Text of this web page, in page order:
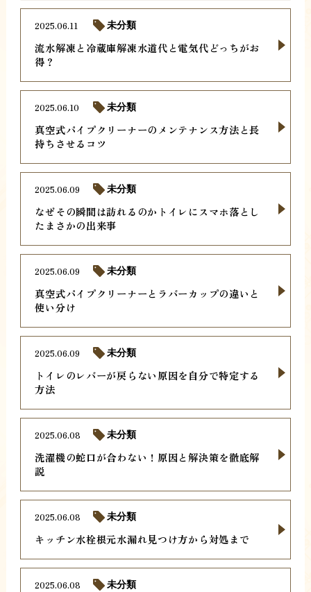
流水解凍と冷蔵庫解凍水道代と電気代どっちがお
得？
2025.06.11 未分類
真空式パイプクリーナーのメンテナンス方法と長
持ちさせるコツ
2025.06.10 未分類
なぜその瞬間は訪れるのかトイレにスマホ落とし
たまさかの出来事
2025.06.09 未分類
真空式パイプクリーナーとラバーカップの違いと
使い分け
2025.06.09 未分類
トイレのレバーが戻らない原因を自分で特定する
方法
2025.06.09 未分類
洗濯機の蛇口が合わない！原因と解決策を徹底解
説
2025.06.08 未分類
キッチン水栓根元水漏れ見つけ方から対処まで
2025.06.08 未分類
2025.06.08 未分類